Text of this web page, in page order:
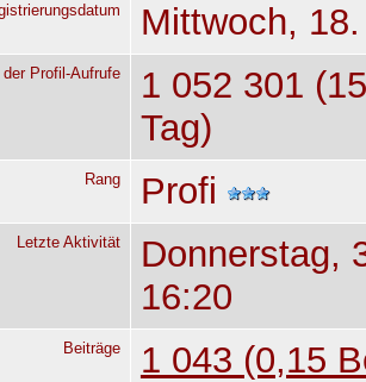
Mittwoch,
Profil-Aufrufe
1 052 301
Tag)
Rang Profi
Letzte Aktivität
Donnerstag,
16:20
Beiträge
1 043 (0,15